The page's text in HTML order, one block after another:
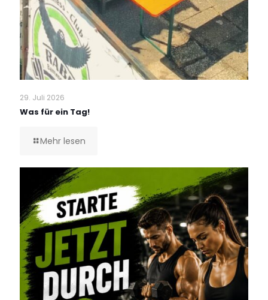
29. Juli 2026
Was für ein Tag!
Mehr lesen